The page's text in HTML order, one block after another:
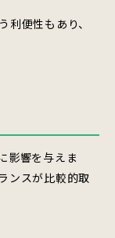
便性もあり、
影響を与えま
ンスが比較的取